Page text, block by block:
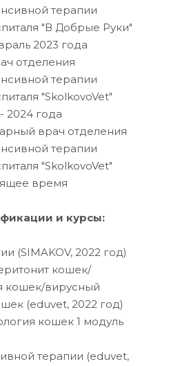
терапии
"В Добрые Руки"
2023 года
отделения
терапии
"SkolkovoVet"
2024 года
врач отделения
терапии
"SkolkovoVet"
время
и курсы:
(SIMAKOV, 2022 год)
кошек/
кошек/вирусный
(eduvet, 2022 год)
кошек 1 модуль
терапии (eduvet,